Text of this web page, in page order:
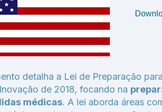
detalha a Lei de Preparação
de 2018, focando na
médicas. A lei aborda áreas